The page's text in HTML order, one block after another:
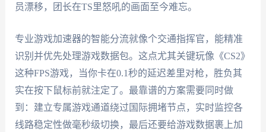
员漂移，团长在TS里怒吼的画面至今难忘。
专业游戏加速器的智能分流就像个交通指挥官，能精准
识别并优先处理游戏数据包。这点尤其关键玩像《CS2》
这种FPS游戏，当你卡在0.1秒的延迟差里对枪，胜负其
实在按下鼠标前就注定了。最靠谱的方案需要同时做
到：建立专属游戏通道绕过国际拥堵节点，实时监控各
线路稳定性做毫秒级切换，最后还要给游戏数据裹上加